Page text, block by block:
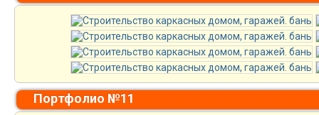
Портфолио №11